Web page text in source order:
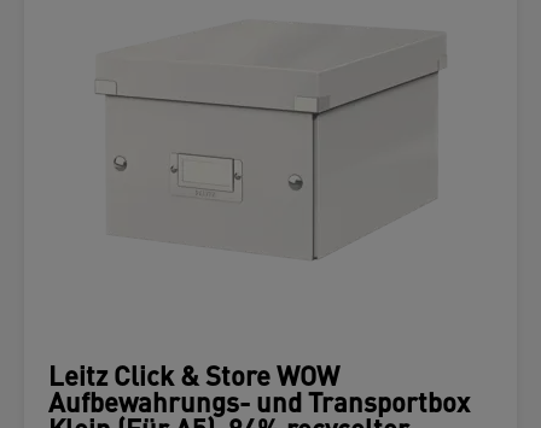
Leitz Click & Store WOW
Aufbewahrungs- und Transportbox